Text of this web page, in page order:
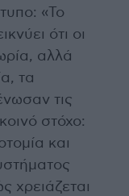
«Το
ότι οι
αλλά
τα
τις
στόχο:
και
χρειάζεται